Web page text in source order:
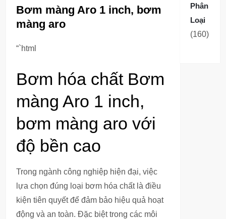
Bơm màng Aro 1 inch, bơm
màng aro
“`html
Bơm hóa chất Bơm
màng Aro 1 inch,
bơm màng aro với
độ bền cao
Trong ngành công nghiệp hiện đại, việc
lựa chọn đúng loại bơm hóa chất là điều
kiện tiên quyết để đảm bảo hiệu quả hoạt
động và an toàn. Đặc biệt trong các môi
Phân
Loại
160160